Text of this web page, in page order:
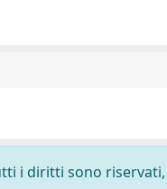
i diritti sono